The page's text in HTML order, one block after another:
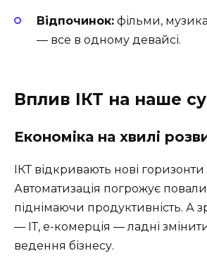
Відпочинок: фільми,
— все в одному девайсі.
Вплив ІКТ на наше
Економіка на хвилі
ІКТ відкривають нові
Автоматизація погрожує
піднімаючи продуктивність. А
— ІТ, е-комерція — ладні
ведення бізнесу.